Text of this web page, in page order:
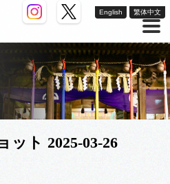
English 繁体中文
ット 2025-03-26